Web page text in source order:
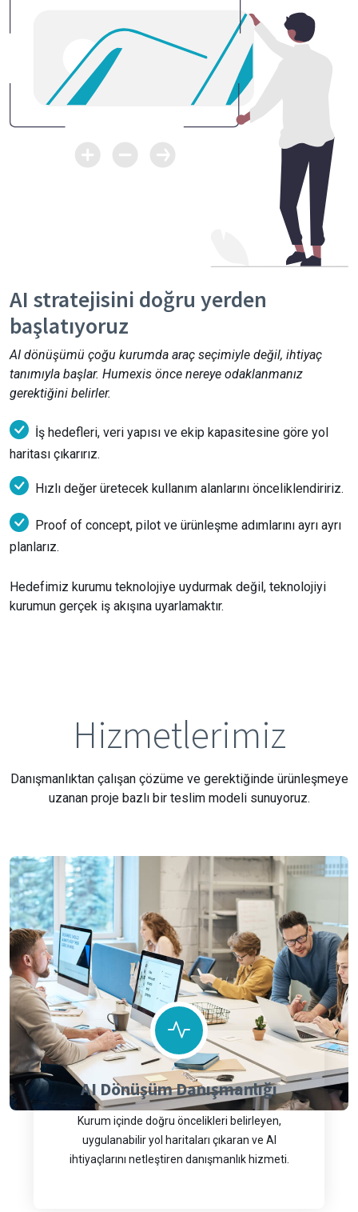
AI stratejisini doğru yerden
başlatıyoruz
AI dönüşümü çoğu kurumda araç seçimiyle değil, ihtiyaç
tanımıyla başlar. Humexis önce nereye odaklanmanız
gerektiğini belirler.
İş hedefleri, veri yapısı ve ekip kapasitesine göre yol
haritası çıkarırız.
Hızlı değer üretecek kullanım alanlarını önceliklendiririz.
Proof of concept, pilot ve ürünleşme adımlarını ayrı ayrı
planlarız.
Hedefimiz kurumu teknolojiye uydurmak değil, teknolojiyi
kurumun gerçek iş akışına uyarlamaktır.
Hizmetlerimiz
Danışmanlıktan çalışan çözüme ve gerektiğinde ürünleşmeye
uzanan proje bazlı bir teslim modeli sunuyoruz.
AI Dönüşüm Danışmanlığı
Kurum içinde doğru öncelikleri belirleyen,
uygulanabilir yol haritaları çıkaran ve AI
ihtiyaçlarını netleştiren danışmanlık hizmeti.